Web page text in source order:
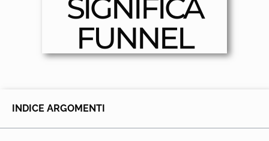
SIGNIFICA
FUNNEL
INDICE ARGOMENTI